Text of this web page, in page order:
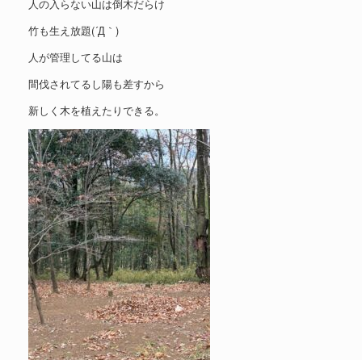
人の入らない山は倒木だらけ
竹も生え放題(´Д｀)
人が管理してる山は
間伐されてるし陽も差すから
新しく木を植えたりできる。